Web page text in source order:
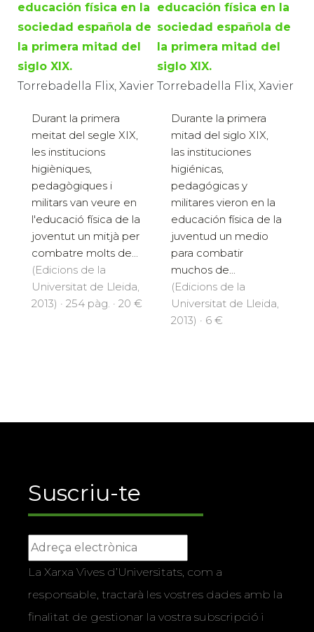
educación física en la
sociedad española de
la primera mitad del
siglo XIX.
Torrebadella Flix, Xavier
Durant la primera
meitat del segle XIX,
les institucions
higièniques,
pedagògiques i
militars van veure en
l'educació física de la
joventut un mitjà per
combatre molts de...
(Edicions de la
Universitat de Lleida,
2013) · 254 pàg. · 20 €
educación física en la
sociedad española de
la primera mitad del
siglo XIX.
Torrebadella Flix, Xavier
Durante la primera
mitad del siglo XIX,
las instituciones
higiénicas,
pedagógicas y
militares vieron en la
educación física de la
juventud un medio
para combatir
muchos de...
(Edicions de la
Universitat de Lleida,
2013) · 6 €
Suscriu-te
La Xarxa Vives d’Universitats, com a
responsable, tractarà les vostres dades amb la
finalitat de gestionar la vostra subscripció i